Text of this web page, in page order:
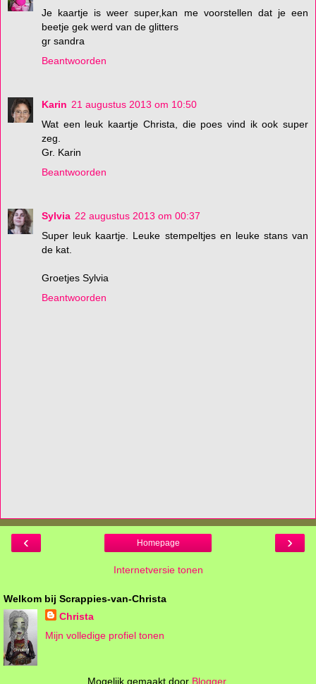
Je kaartje is weer super,kan me voorstellen dat je een
beetje gek werd van de glitters
gr sandra
Beantwoorden
Karin 21 augustus 2013 om 10:50
Wat een leuk kaartje Christa, die poes vind ik ook super
zeg.
Gr. Karin
Beantwoorden
Sylvia 22 augustus 2013 om 00:37
Super leuk kaartje. Leuke stempeltjes en leuke stans van
de kat.
Groetjes Sylvia
Beantwoorden
‹ ›
Homepage
Internetversie tonen
Welkom bij Scrappies-van-Christa
Christa
Mijn volledige profiel tonen
Mogelijk gemaakt door Blogger.